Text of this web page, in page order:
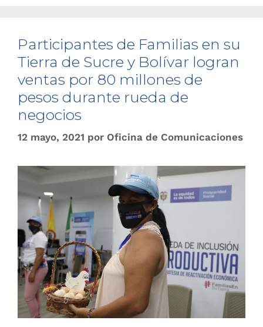
Participantes de Familias en su
Tierra de Sucre y Bolívar logran
ventas por 80 millones de
pesos durante rueda de
negocios
12 mayo, 2021 por Oficina de Comunicaciones